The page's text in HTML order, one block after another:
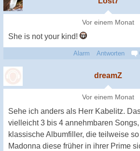
Vor einem Monat
She is not your kind!
Alarm Antworten
dreamZ
Vor einem Monat
Sehe ich anders als Herr Kabelitz.
vielleicht 3 bis 4 annehmbaren
klassische Albumfiller, die teilweise
Madonna diese früher in ihrer Prime